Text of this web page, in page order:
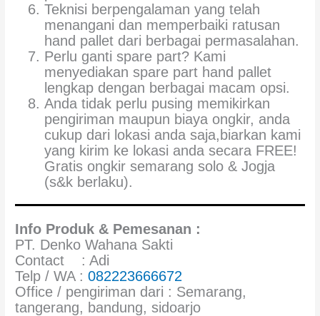
Teknisi berpengalaman yang telah
menangani dan memperbaiki ratusan
hand pallet dari berbagai permasalahan.
Perlu ganti spare part? Kami
menyediakan spare part hand pallet
lengkap dengan berbagai macam opsi.
Anda tidak perlu pusing memikirkan
pengiriman maupun biaya ongkir, anda
cukup dari lokasi anda saja,biarkan kami
yang kirim ke lokasi anda secara FREE!
Gratis ongkir semarang solo & Jogja
(s&k berlaku).
Info Produk & Pemesanan :
PT. Denko Wahana Sakti
Contact : Adi
Telp / WA :082223666672
Office / pengiriman dari : Semarang,
tangerang, bandung, sidoarjo